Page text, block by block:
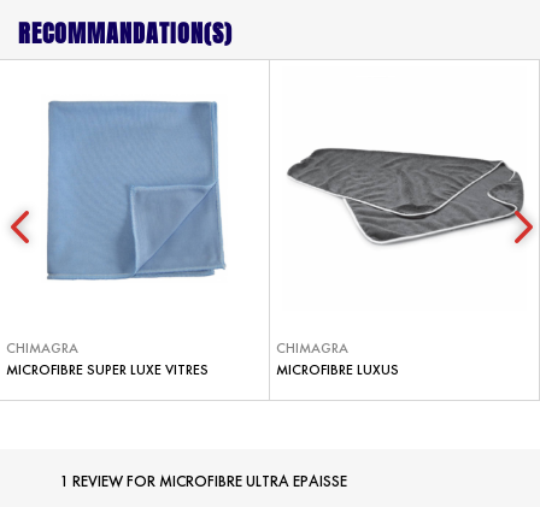
RECOMMANDATION(S)
CHIMAGRA
MICROFIBRE SUPER LUXE VITRES
CHIMAGRA
MICROFIBRE LUXUS
1 REVIEW FORMICROFIBRE ULTRA EPAISSE